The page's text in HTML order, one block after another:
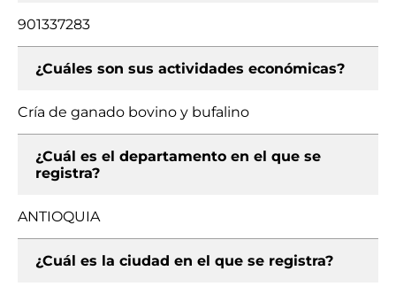
901337283
¿Cuáles son sus actividades económicas?
Cría de ganado bovino y bufalino
¿Cuál es el departamento en el que se
registra?
ANTIOQUIA
¿Cuál es la ciudad en el que se registra?